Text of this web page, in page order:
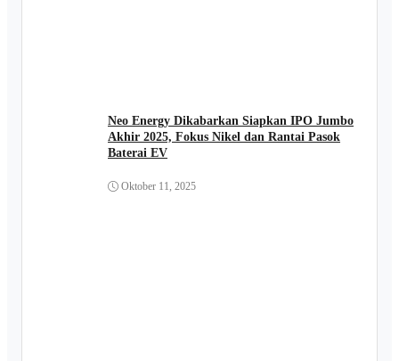
Neo Energy Dikabarkan Siapkan IPO Jumbo
Akhir 2025, Fokus Nikel dan Rantai Pasok
Baterai EV
Oktober 11, 2025